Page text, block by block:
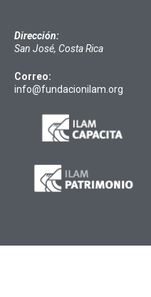
Dirección:
San José, Costa Rica
Correo:
info@fundacionilam.org